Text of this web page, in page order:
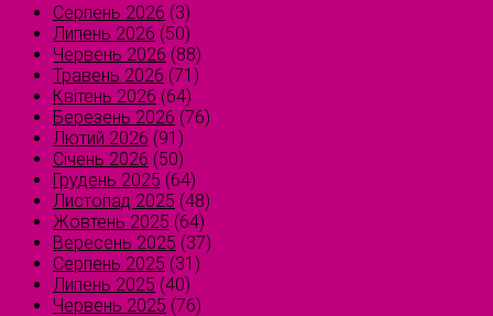
Серпень 2026 (3)
Липень 2026 (50)
Червень 2026 (88)
Травень 2026 (71)
Квітень 2026 (64)
Березень 2026 (76)
Лютий 2026 (91)
Січень 2026 (50)
Грудень 2025 (64)
Листопад 2025 (48)
Жовтень 2025 (64)
Вересень 2025 (37)
Серпень 2025 (31)
Липень 2025 (40)
Червень 2025 (76)